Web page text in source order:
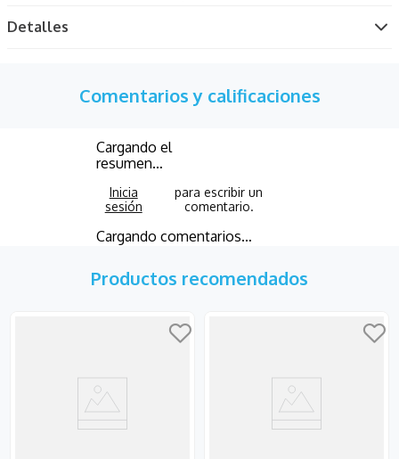
Detalles
Comentarios y calificaciones
Cargando el
resumen…
Cargando comentarios…
Productos recomendados